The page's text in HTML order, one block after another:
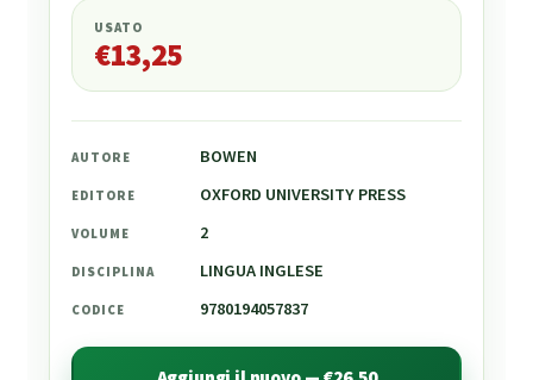
USATO
€13,25
AUTORE BOWEN
EDITORE OXFORD UNIVERSITY PRESS
VOLUME 2
DISCIPLINA LINGUA INGLESE
CODICE 9780194057837